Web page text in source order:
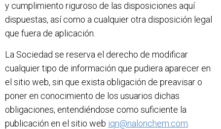
y cumplimiento riguroso de las disposiciones aquí
dispuestas, así como a cualquier otra disposición legal
que fuera de aplicación.
La Sociedad se reserva el derecho de modificar
cualquier tipo de información que pudiera aparecer en
el sitio web, sin que exista obligación de preavisar o
poner en conocimiento de los usuarios dichas
obligaciones, entendiéndose como suficiente la
publicación en el sitio web iqn@nalonchem.com